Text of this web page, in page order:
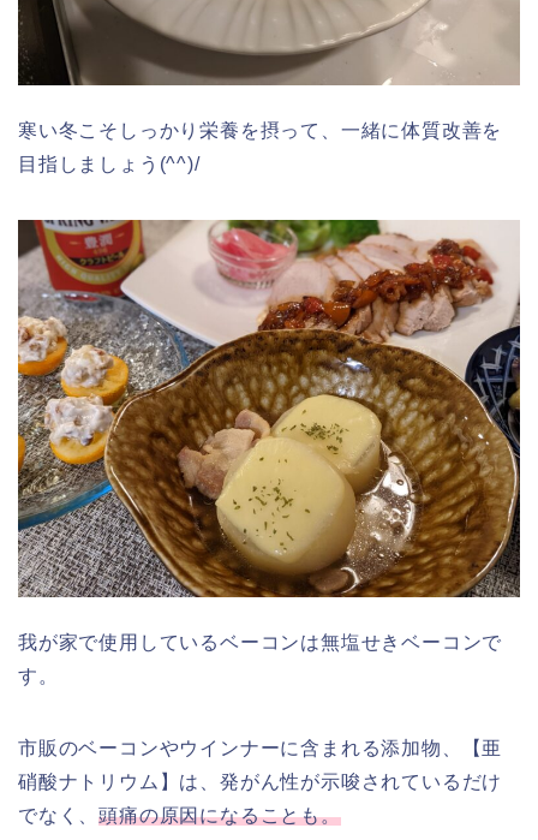
寒い冬こそしっかり栄養を摂って、一緒に体質改善を
目指しましょう(^^)/
我が家で使用しているベーコンは無塩せきベーコンで
す。
市販のベーコンやウインナーに含まれる添加物、【亜
硝酸ナトリウム】は、発がん性が示唆されているだけ
でなく、頭痛の原因になることも。